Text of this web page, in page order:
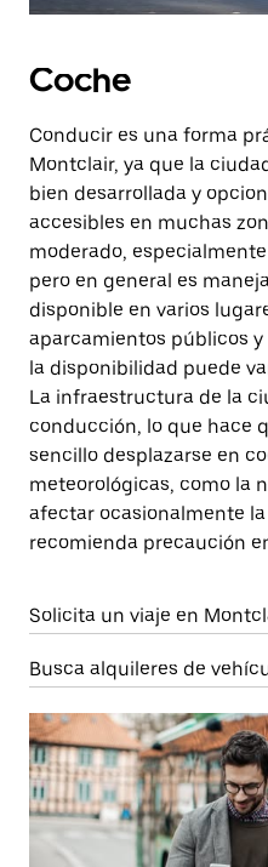
Coche
Conducir es una forma
Montclair, ya que la
bien desarrollada y
accesibles en muchas
moderado,
pero en general es
disponible en varios
aparcamientos públicos
la disponibilidad puede
La infraestructura de la
conducción, lo que hace
sencillo desplazarse en
meteorológicas, como la
afectar ocasionalmente
recomienda precaución
Solicita un viaje en
Busca alquileres de